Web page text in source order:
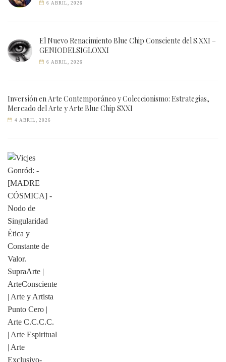
6 ABRIL, 2026
El Nuevo Renacimiento Blue Chip Consciente del S.XXI –
GENIODELSIGLOXXI
6 ABRIL, 2026
Inversión en Arte Contemporáneo y Coleccionismo: Estrategias,
Mercado del Arte y Arte Blue Chip SXXI
4 ABRIL, 2026